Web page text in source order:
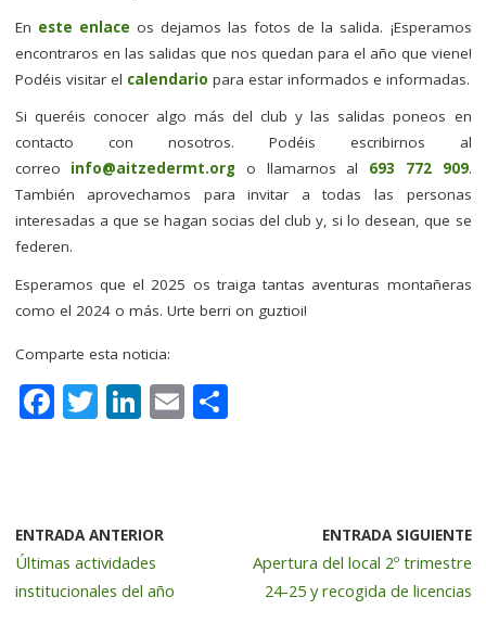
En este enlace os dejamos las fotos de la salida. ¡Esperamos
encontraros en las salidas que nos quedan para el año que viene!
Podéis visitar el calendario para estar informados e informadas.
Si queréis conocer algo más del club y las salidas poneos en
contacto con nosotros. Podéis escribirnos al
correo info@aitzedermt.org o llamarnos al 693 772 909.
También aprovechamos para invitar a todas las personas
interesadas a que se hagan socias del club y, si lo desean, que se
federen.
Esperamos que el 2025 os traiga tantas aventuras montañeras
como el 2024 o más. Urte berri on guztioi!
Comparte esta noticia:
F
b
o
o
T
r
Li
dI
n
E C
rt
ENTRADA ANTERIOR
Últimas actividades
institucionales del año
ENTRADA SIGUIENTE
Apertura del local 2º trimestre
24-25 y recogida de licencias